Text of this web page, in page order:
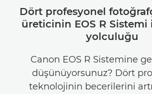
Fotoğrafçılık ve yaratıcılık hakkında hikayeler
Dört profesyonel
üreticinin EOS R Sistemi
yolculuğu
Canon EOS R Sistemine
düşünüyorsunuz? Dört
teknolojinin becerilerini